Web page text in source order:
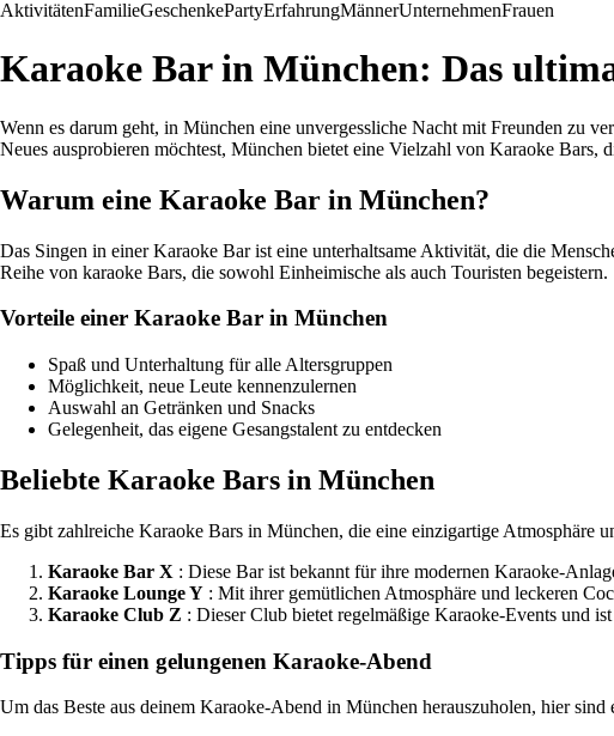
AktivitätenFamilieGeschenkePartyErfahrungMännerUnternehmenFrauen
Karaoke Bar in München: Das
Wenn es darum geht, in München eine unvergessliche Nacht mit Freunden zu
Neues ausprobieren möchtest, München bietet eine Vielzahl von Karaoke Bars,
Warum eine Karaoke Bar in München?
Das Singen in einer Karaoke Bar ist eine unterhaltsame Aktivität, die die
Reihe von karaoke Bars, die sowohl Einheimische als auch Touristen begeistern.
Vorteile einer Karaoke Bar in München
Spaß und Unterhaltung für alle Altersgruppen
Möglichkeit, neue Leute kennenzulernen
Auswahl an Getränken und Snacks
Gelegenheit, das eigene Gesangstalent zu entdecken
Beliebte Karaoke Bars in München
Es gibt zahlreiche Karaoke Bars in München, die eine einzigartige Atmosphäre
Karaoke Bar X : Diese Bar ist bekannt für ihre modernen Karaoke-
Karaoke Lounge Y : Mit ihrer gemütlichen Atmosphäre und leckeren
Karaoke Club Z : Dieser Club bietet regelmäßige Karaoke-Events und
Tipps für einen gelungenen Karaoke-Abend
Um das Beste aus deinem Karaoke-Abend in München herauszuholen, hier sind